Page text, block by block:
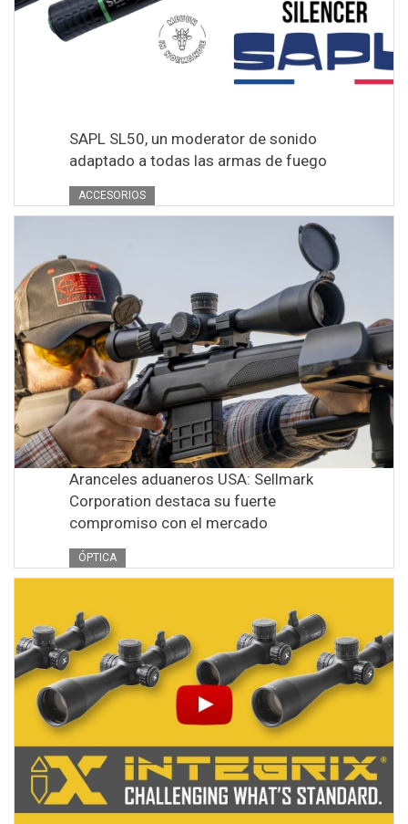
SAPL SL50, un moderator de sonido
adaptado a todas las armas de fuego
ACCESORIOS
Aranceles aduaneros USA: Sellmark
Corporation destaca su fuerte
compromiso con el mercado
ÓPTICA